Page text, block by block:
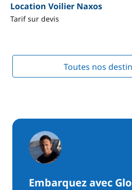
Location Voilier Naxos
Tarif sur devis
Toutes nos
Embarquez avec